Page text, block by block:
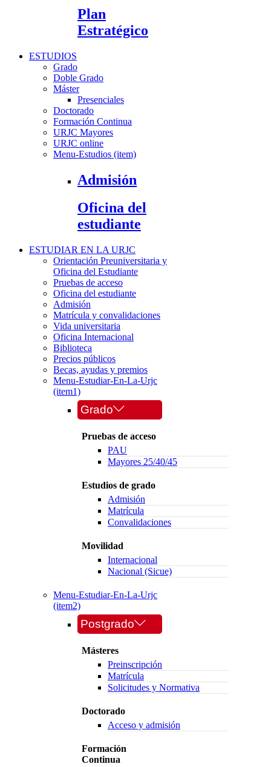
Plan
Estratégico
ESTUDIOS
Grado
Doble Grado
Máster
Presenciales
Doctorado
Formación Continua
URJC Mayores
URJC online
Menu-Estudios (item)
Admisión
Oficina del
estudiante
ESTUDIAR EN LA URJC
Orientación Preuniversitaria y
Oficina del Estudiante
Pruebas de acceso
Oficina del estudiante
Admisión
Matrícula y convalidaciones
Vida universitaria
Oficina Internacional
Biblioteca
Precios públicos
Becas, ayudas y premios
Menu-Estudiar-En-La-Urjc
(item1)
Grado
Pruebas de acceso
PAU
Mayores 25/40/45
Estudios de grado
Admisión
Matrícula
Convalidaciones
Movilidad
Internacional
Nacional (Sicue)
Menu-Estudiar-En-La-Urjc
(item2)
Postgrado
Másteres
Preinscripción
Matrícula
Solicitudes y Normativa
Doctorado
Acceso y admisión
Formación
Continua